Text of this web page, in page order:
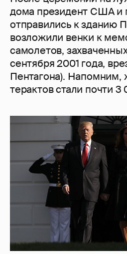
дома президент США и
отправились к зданию
возложили венки к
самолетов,
сентября 2001 года,
Пентагона). Напомним,
терактов стали почти 3